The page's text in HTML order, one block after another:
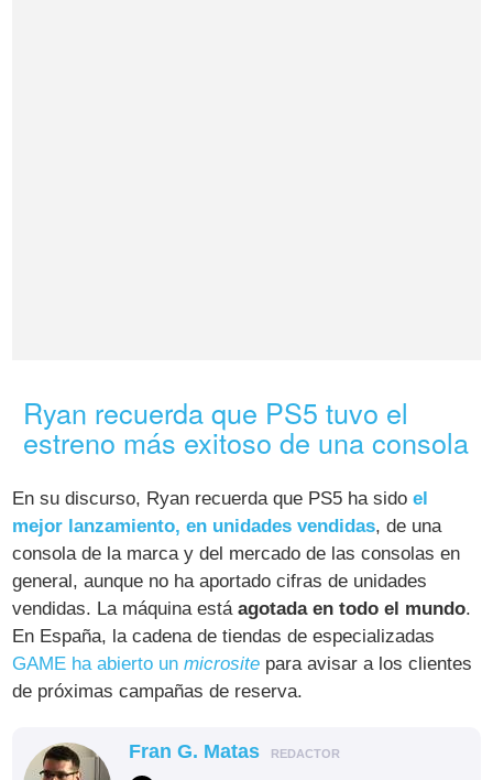
Ryan recuerda que PS5 tuvo el
estreno más exitoso de una consola
En su discurso, Ryan recuerda que PS5 ha sidoel
mejor lanzamiento, en unidades vendidas, de una
consola de la marca y del mercado de las consolas en
general, aunque no ha aportado cifras de unidades
vendidas. La máquina estáagotada en todo el mundo.
En España, la cadena de tiendas de especializadas
GAME ha abierto unmicrosite para avisar a los clientes
de próximas campañas de reserva.
Fran G. Matas REDACTOR